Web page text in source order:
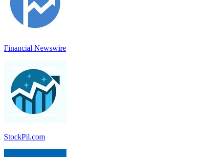
Financial Newswire
StockPil.com